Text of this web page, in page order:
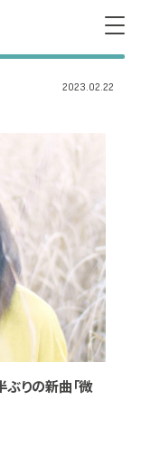
2023.02.22
りの新曲「微